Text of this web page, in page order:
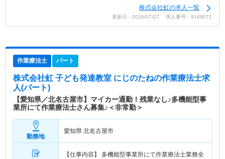
株式会社虹の求人一覧
更新日：2026/07/27 求人番号：9149071
作業療法士 パート
株式会社虹 子ども発達教室 にじのたねの作業療法士求
人(パート)
【愛知県／北名古屋市】マイカー通勤！残業なし♪多機能型事
業所にて作業療法士さん募集♪＜非常勤＞
勤務地
愛知県 北名古屋市
【仕事内容】 多機能型事業所にて作業療法士業務全